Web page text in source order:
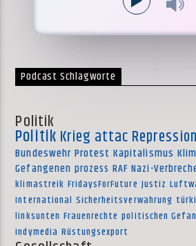
Podcast Schlagworte
Politik
Politik Krieg attac Repression
Bundeswehr Protest Kapitalismus
Gefangenen prozess RAF Nazi-
klimastreik FridaysForFuture Justiz
International Sicherheitsverwahrung
linksunten Frauenrechte politischen
Indymedia Rüstungsexport